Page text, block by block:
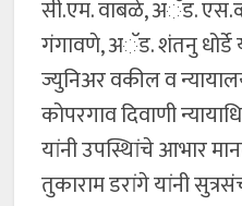
सी.एम. वाबळे, अॅड.
गंगावणे, अॅड. शंतनु
ज्युनिअर वकील व
कोपरगाव दिवाणी
यांनी उपस्थिांचे आभार
तुकाराम डरांगे यांनी